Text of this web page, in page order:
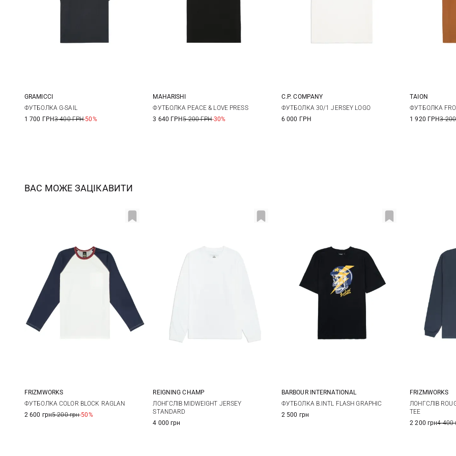
S M
GRAMICCI
ФУТБОЛКА G-SAIL
1 700 ГРН3 400 ГРН-50%
M L XL
MAHARISHI
ФУТБОЛКА PEACE & LOVE PRESS
3 640 ГРН5 200 ГРН-30%
S M L
C.P. COMPANY
ФУТБОЛКА 30/1 JERSEY LOGO
6 000 ГРН
S
TAION
ФУТБОЛКА
1 920 ГРН3
ВАС МОЖЕ ЗАЦІКАВИТИ
M L XL
FRIZMWORKS
ФУТБОЛКА COLOR BLOCK RAGLAN
2 600 грн5 200 грн-50%
M L XL
REIGNING CHAMP
ЛОНГСЛІВ MIDWEIGHT JERSEY
STANDARD
4 000 грн
M L XL
BARBOUR INTERNATIONAL
ФУТБОЛКА B.INTL FLASH GRAPHIC
2 500 грн
M
FRIZMWORKS
ЛОНГСЛІВ
TEE
2 200 грн4 400